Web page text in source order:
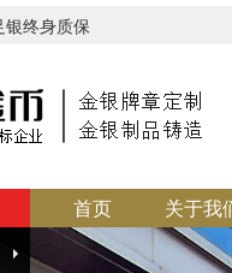
终身质保
首页 关于我